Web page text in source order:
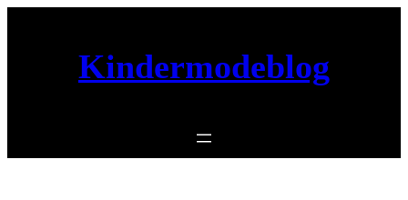
Kindermodeblog